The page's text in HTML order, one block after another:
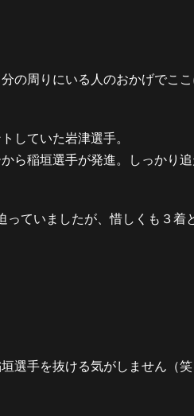
の周りにいる人のおかげでこ
していた岩津選手。
ら稲垣選手が発進。しっかり
ていましたが、惜しくも３着
選手を抜ける気がしません（